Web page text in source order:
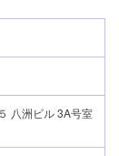
八洲ビル 3A号室